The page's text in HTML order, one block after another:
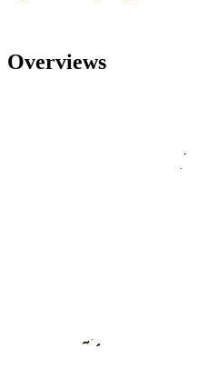
Overviews